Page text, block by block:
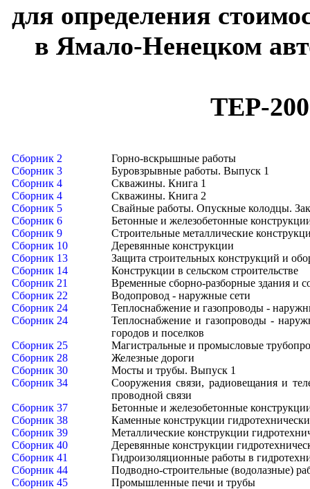
для определения
в Ямало-Ненецком
ТЕР-
Сборник 2
Горно-вскрышные работы
Сборник 3
Буровзрывные работы. Выпуск 1
Сборник 4
Скважины. Книга 1
Сборник 4
Скважины. Книга 2
Сборник 5
Свайные работы. Опускные колодцы.
Сборник 6
Бетонные и железобетонные
Сборник 9
Строительные металлические
Сборник 10
Деревянные конструкции
Сборник 13
Защита строительных конструкций и
Сборник 14
Конструкции в сельском строительстве
Сборник 21
Временные сборно-разборные здания и
Сборник 22
Водопровод - наружные сети
Сборник 24
Теплоснабжение и газопроводы -
Сборник 24
Теплоснабжение и газопроводы -
городов и поселков
Сборник 25
Магистральные и промысловые
Сборник 28
Железные дороги
Сборник 30
Мосты и трубы. Выпуск 1
Сборник 34
Сооружения связи, радиовещания и
проводной связи
Сборник 37
Бетонные и железобетонные
Сборник 38
Каменные конструкции
Сборник 39
Металлические конструкции
Сборник 40
Деревянные конструкции
Сборник 41
Гидроизоляционные работы в
Сборник 44
Подводно-строительные (водолазные)
Сборник 45
Промышленные печи и трубы